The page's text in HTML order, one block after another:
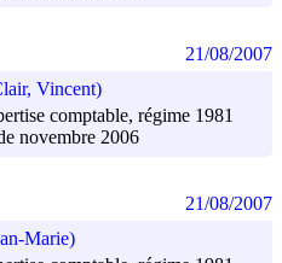
Vincent)
comptable, régime 1981
novembre 2006
21/08/2007
Marie)
21/08/2007